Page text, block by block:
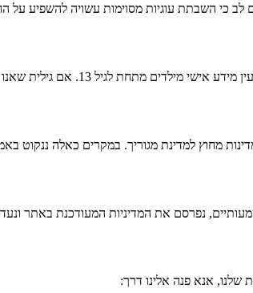
לב כי השבתת עוגיות מסוימות עשויה להשפיע על
מחוץ למדינת מגוריך. במקרים כאלה ננקוט
נפרסם את המדיניות המעודכנת באתר
שלנו, אנא פנה אלינו דרך: